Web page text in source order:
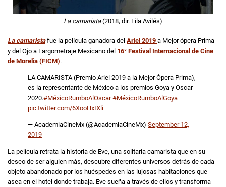
La camarista(2018, dir. Lila Avilés)
La camaristafue la película ganadora del Ariel 2019 a Mejor ópera Prima
y del Ojo a Largometraje Mexicano del 16° Festival Internacional de Cine
de Morelia (FICM).
LA CAMARISTA (Premio Ariel 2019 a la Mejor Ópera Prima),
es la representante de México a los premios Goya y Oscar
2020.#MéxicoRumboAlOscar #MéxicoRumboAlGoya
pic.twitter.com/6XooHxIXli
— AcademiaCineMx (@AcademiaCineMx) September 12,
2019
La película retrata la historia de Eve, una solitaria camarista que en su
deseo de ser alguien más, descubre diferentes universos detrás de cada
objeto abandonado por los huéspedes en las lujosas habitaciones que
asea en el hotel donde trabaja. Eve sueña a través de ellos y transforma